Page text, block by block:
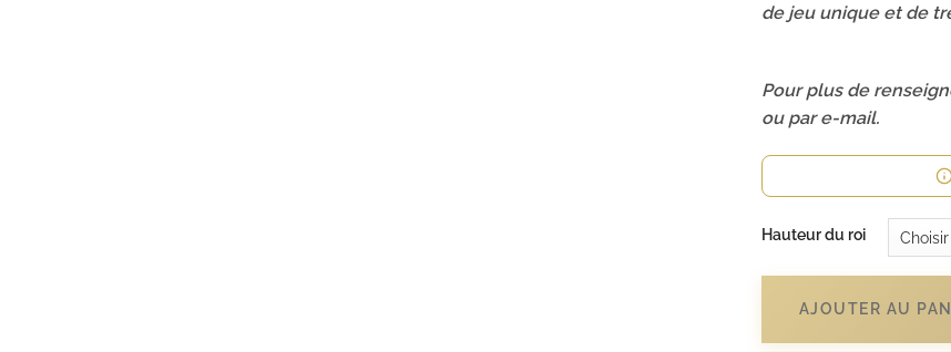
de jeu unique et de
Pour plus de
ou par e-mail.
Hauteur du roi
AJOUTER AU